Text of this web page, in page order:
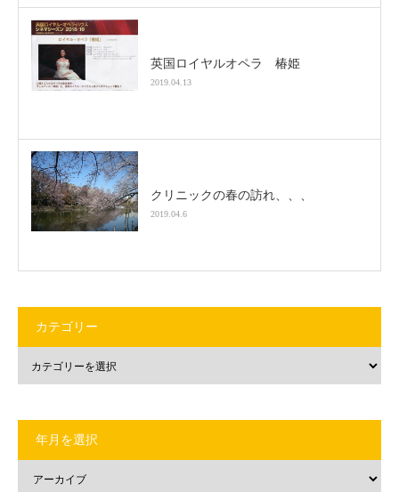
英国ロイヤルオペラ 椿姫
2019.04.13
クリニックの春の訪れ、、、
2019.04.6
カテゴリー
年月を選択